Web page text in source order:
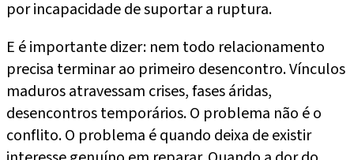
por incapacidade de suportar a ruptura.
E é importante dizer: nem todo relacionamento
precisa terminar ao primeiro desencontro. Vínculos
maduros atravessam crises, fases áridas,
desencontros temporários. O problema não é o
conflito. O problema é quando deixa de existir